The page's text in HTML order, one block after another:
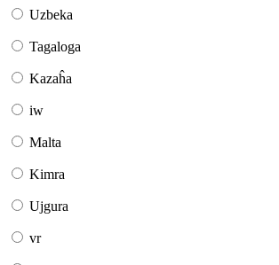
Uzbeka
Tagaloga
Kazaĥa
iw
Malta
Kimra
Ujgura
vr